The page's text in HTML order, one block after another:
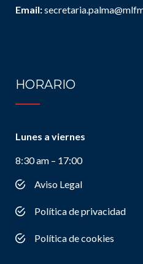
Email:
HORARIO
Lunes a viernes
8:30 am – 17:00
Aviso Legal
Política de privacidad
Política de cookies